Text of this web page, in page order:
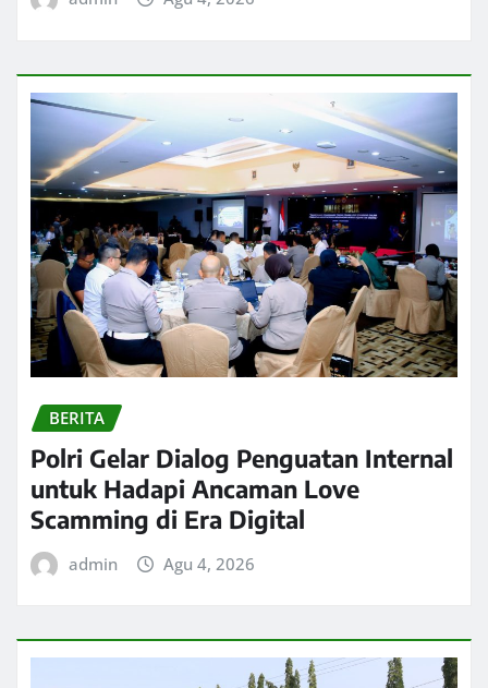
BERITA
Polri Gelar Dialog Penguatan Internal
untuk Hadapi Ancaman Love
Scamming di Era Digital
admin Agu 4, 2026